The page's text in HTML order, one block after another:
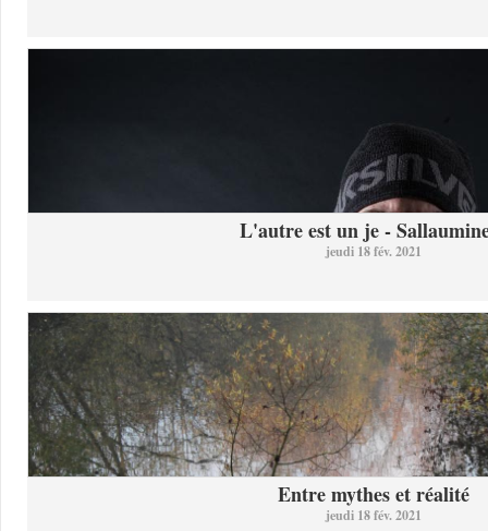
L'autre est un je -
jeudi 18 fév. 2021
Entre mythes et réalité
jeudi 18 fév. 2021